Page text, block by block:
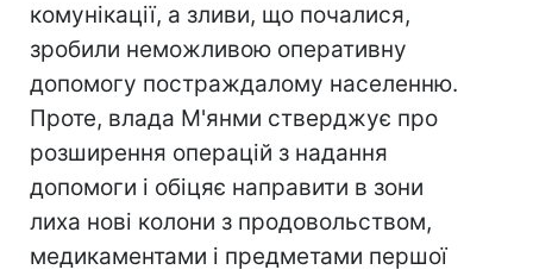
комунікації, а зливи, що почалися,
зробили неможливою оперативну
допомогу постраждалому населенню.
Проте, влада М'янми стверджує про
розширення операцій з надання
допомоги і обіцяє направити в зони
лиха нові колони з продовольством,
медикаментами і предметами першої